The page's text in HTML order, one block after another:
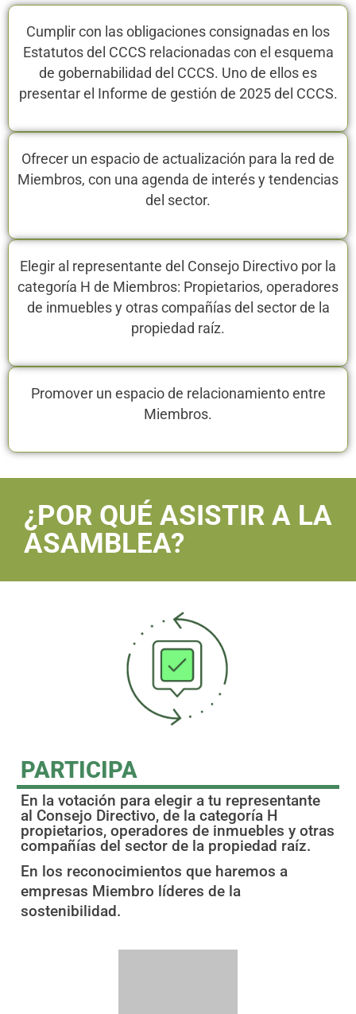
Cumplir con las obligaciones consignadas en los
Estatutos del CCCS relacionadas con el esquema
de gobernabilidad del CCCS. Uno de ellos es
presentar el Informe de gestión de 2025 del CCCS.
Ofrecer un espacio de actualización para la red de
Miembros, con una agenda de interés y tendencias
del sector.
Elegir al representante del Consejo Directivo por la
categoría H de Miembros: Propietarios, operadores
de inmuebles y otras compañías del sector de la
propiedad raíz.
Promover un espacio de relacionamiento entre
Miembros.
¿POR QUÉ ASISTIR A LA
ASAMBLEA?
PARTICIPA
En la votación para elegir a tu representante
al Consejo Directivo, de la categoría H
propietarios, operadores de inmuebles y otras
compañías del sector de la propiedad raíz.
En los reconocimientos que haremos a
empresas Miembro líderes de la
sostenibilidad.